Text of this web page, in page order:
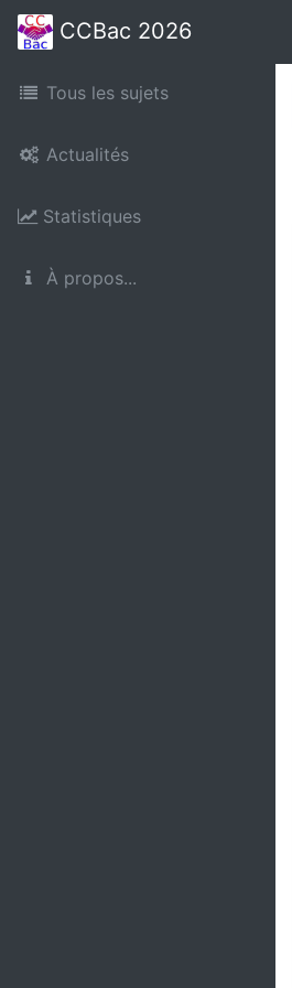
CCBac 2026
Tous les sujets
Actualités
Statistiques
À propos...